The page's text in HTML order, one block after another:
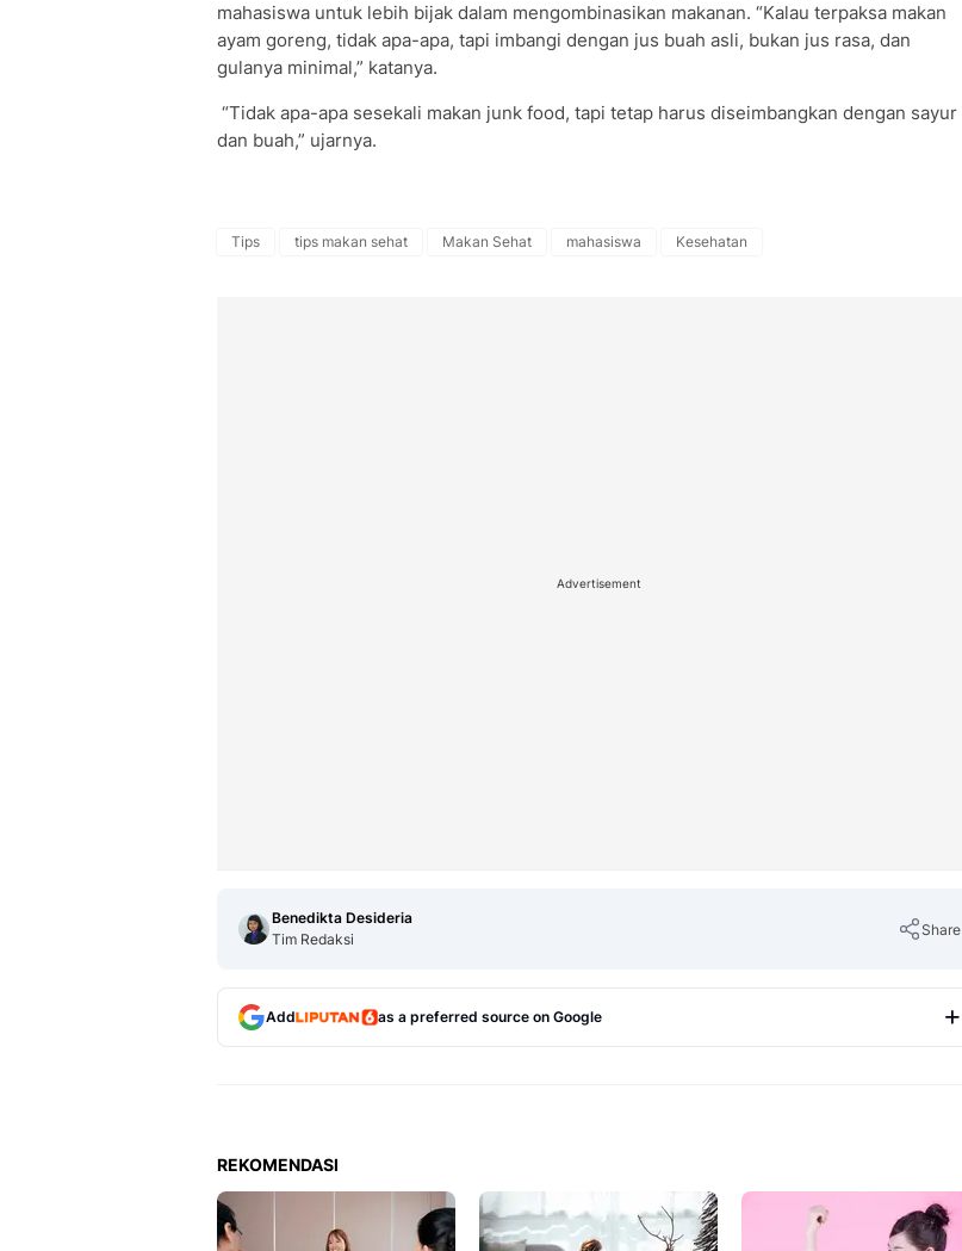
mahasiswa untuk lebih bijak dalam mengombinasikan makanan. “Kalau terpaksa makan
ayam goreng, tidak apa-apa, tapi imbangi dengan jus buah asli, bukan jus rasa, dan
gulanya minimal,” katanya.
“Tidak apa-apa sesekali makan junk food, tapi tetap harus diseimbangkan dengan sayur
dan buah,” ujarnya.
Tips tips makan sehat Makan Sehat mahasiswa Kesehatan
Advertisement
Benedikta Desideria
Tim Redaksi
Share
Add as a preferred source on Google
REKOMENDASI